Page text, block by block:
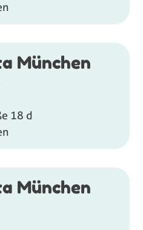
München
18 d
München